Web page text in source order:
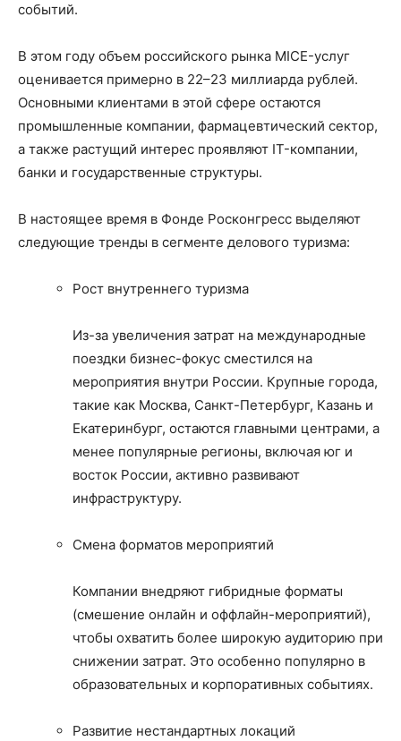
событий.
В этом году объем российского рынка MICE-услуг
оценивается примерно в 22–23 миллиарда рублей.
Основными клиентами в этой сфере остаются
промышленные компании, фармацевтический сектор,
а также растущий интерес проявляют IT-компании,
банки и государственные структуры.
В настоящее время в Фонде Росконгресс выделяют
следующие тренды в сегменте делового туризма:
Рост внутреннего туризма
Из-за увеличения затрат на международные
поездки бизнес-фокус сместился на
мероприятия внутри России. Крупные города,
такие как Москва, Санкт-Петербург, Казань и
Екатеринбург, остаются главными центрами, а
менее популярные регионы, включая юг и
восток России, активно развивают
инфраструктуру.​
Смена форматов мероприятий
Компании внедряют гибридные форматы
(смешение онлайн и оффлайн-мероприятий),
чтобы охватить более широкую аудиторию при
снижении затрат. Это особенно популярно в
образовательных и корпоративных событиях​.
Развитие нестандартных локаций